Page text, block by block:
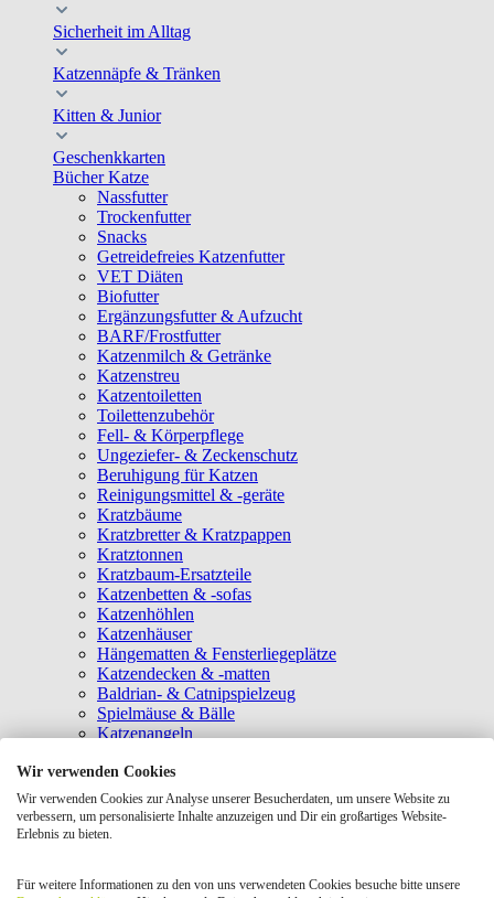
Sicherheit im Alltag
Katzennäpfe & Tränken
Kitten & Junior
Geschenkkarten
Bücher Katze
Nassfutter
Trockenfutter
Snacks
Getreidefreies Katzenfutter
VET Diäten
Biofutter
Ergänzungsfutter & Aufzucht
BARF/Frostfutter
Katzenmilch & Getränke
Katzenstreu
Katzentoiletten
Toilettenzubehör
Fell- & Körperpflege
Ungeziefer- & Zeckenschutz
Beruhigung für Katzen
Reinigungsmittel & -geräte
Kratzbäume
Kratzbretter & Kratzpappen
Kratztonnen
Kratzbaum-Ersatzteile
Katzenbetten & -sofas
Katzenhöhlen
Katzenhäuser
Hängematten & Fensterliegeplätze
Katzendecken & -matten
Baldrian- & Catnipspielzeug
Spielmäuse & Bälle
Katzenangeln
Laserpointer & Elektrospielzeug
Katzentunnel
Clicker & Target Sticks für Katzen
Weiteres Katzenspielzeug
Tragetaschen
Wir verwenden Cookies
Wir verwenden Cookies zur Analyse unserer Besucherdaten, um unsere Website zu
verbessern, um personalisierte Inhalte anzuzeigen und Dir ein großartiges Website-
Erlebnis zu bieten.
Für weitere Informationen zu den von uns verwendeten Cookies besuche bitte unsere